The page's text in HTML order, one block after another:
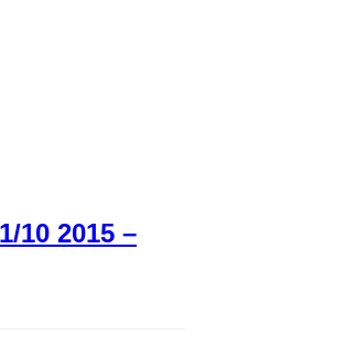
10 2015 –